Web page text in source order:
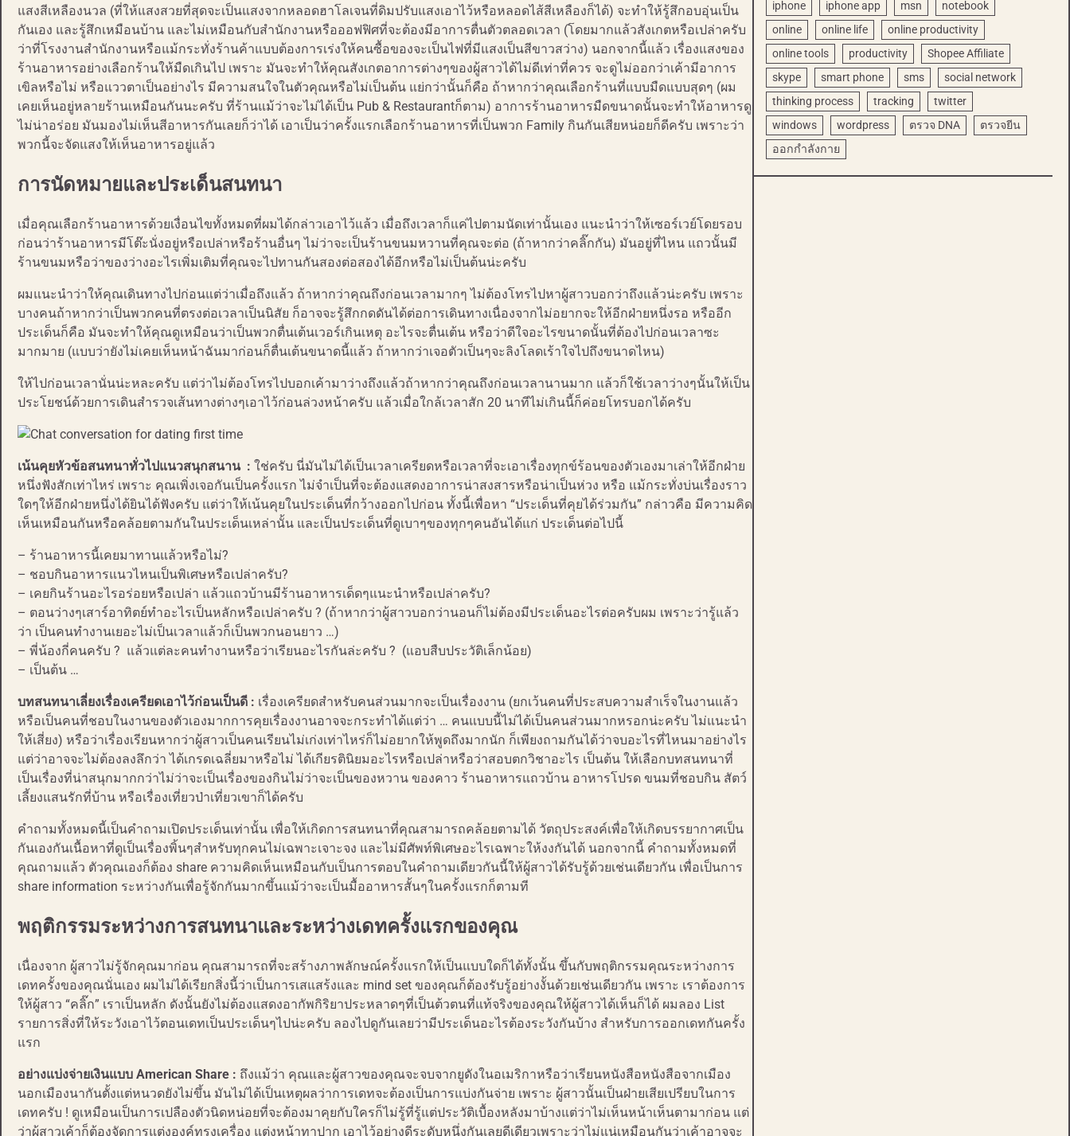
แสงสีเหลืองนวล (ที่ให้แสงสวยที่สุดจะเป็นแสงจากหลอดฮาโลเจนที่ดิมปรับแสงเอาไว้หรือหลอดไส้สีเหลืองก็ได้) จะทำให้รู้สึกอบอุ่นเป็น
กันเอง และรู้สึกเหมือนบ้าน และไม่เหมือนกับสำนักงานหรือออฟฟิศที่จะต้องมีอาการตื่นตัวตลอดเวลา (โดยมากแล้วสังเกตหรือเปล่าครับ
ว่าที่โรงงานสำนักงานหรือแม้กระทั่งร้านค้าแบบต้องการเร่งให้คนซื้อของจะเป็นไฟที่มีแสงเป็นสีขาวสว่าง) นอกจากนี้แล้ว เรื่องแสงของ
ร้านอาหารอย่างเลือกร้านให้มืดเกินไป เพราะ มันจะทำให้คุณสังเกตอาการต่างๆของผู้สาวได้ไม่ดีเท่าที่ควร จะดูไม่ออกว่าเค้ามีอาการ
เขิลหรือไม่ หรือแววตาเป็นอย่างไร มีความสนใจในตัวคุณหรือไม่เป็นต้น แย่กว่านั้นก็คือ ถ้าหากว่าคุณเลือกร้านที่แบบมืดแบบสุดๆ (ผม
เคยเห็นอยู่หลายร้านเหมือนกันนะครับ ที่ร้านแม้ว่าจะไม่ได้เป็น Pub & Restaurantก็ตาม) อาการร้านอาหารมืดขนาดนั้นจะทำให้อาหารดู
ไม่น่าอร่อย มันมองไม่เห็นสีอาหารกันเลยก็ว่าได้ เอาเป็นว่าครั้งแรกเลือกร้านอาหารที่เป็นพวก Family กินกันเสียหน่อยก็ดีครับ เพราะว่า
พวกนี้จะจัดแสงให้เห็นอาหารอยู่แล้ว
การนัดหมายและประเด็นสนทนา
เมื่อคุณเลือกร้านอาหารด้วยเงื่อนไขทั้งหมดที่ผมได้กล่าวเอาไว้แล้ว เมื่อถึงเวลาก็แค่ไปตามนัดเท่านั้นเอง แนะนำว่าให้เซอร์เวย์โดยรอบ
ก่อนว่าร้านอาหารมีโต๊ะนั่งอยู่หรือเปล่าหรือร้านอื่นๆ ไม่ว่าจะเป็นร้านขนมหวานที่คุณจะต่อ (ถ้าหากว่าคลิ๊กกัน) มันอยู่ที่ไหน แถวนั้นมี
ร้านขนมหรือว่าของว่างอะไรเพิ่มเติมที่คุณจะไปทานกันสองต่อสองได้อีกหรือไม่เป็นต้นน่ะครับ
ผมแนะนำว่าให้คุณเดินทางไปก่อนแต่ว่าเมื่อถึงแล้ว ถ้าหากว่าคุณถึงก่อนเวลามากๆ ไม่ต้องโทรไปหาผู้สาวบอกว่าถึงแล้วน่ะครับ เพราะ
บางคนถ้าหากว่าเป็นพวกคนที่ตรงต่อเวลาเป็นนิสัย ก็อาจจะรู้สึกกดดันได้ต่อการเดินทางเนื่องจากไม่อยากจะให้อีกฝ่ายหนึ่งรอ หรืออีก
ประเด็นก็คือ มันจะทำให้คุณดูเหมือนว่าเป็นพวกตื่นเต้นเวอร์เกินเหตุ อะไรจะตื่นเต้น หรือว่าดีใจอะไรขนาดนั้นที่ต้องไปก่อนเวลาซะ
มากมาย (แบบว่ายังไม่เคยเห็นหน้าฉันมาก่อนก็ตื่นเต้นขนาดนี้แล้ว ถ้าหากว่าเจอตัวเป็นๆจะลิงโลดเร้าใจไปถึงขนาดไหน)
ให้ไปก่อนเวลานั่นน่ะหละครับ แต่ว่าไม่ต้องโทรไปบอกเค้ามาว่างถึงแล้วถ้าหากว่าคุณถึงก่อนเวลานานมาก แล้วก็ใช้เวลาว่างๆนั้นให้เป็น
ประโยชน์ด้วยการเดินสำรวจเส้นทางต่างๆเอาไว้ก่อนล่วงหน้าครับ แล้วเมื่อใกล้เวลาสัก 20 นาทีไม่เกินนี้ก็ค่อยโทรบอกได้ครับ
เน้นคุยหัวข้อสนทนาทั่วไปแนวสนุกสนาน : ใช่ครับ นี่มันไม่ได้เป็นเวลาเครียดหรือเวลาที่จะเอาเรื่องทุกข์ร้อนของตัวเองมาเล่าให้อีกฝ่าย
หนึ่งฟังสักเท่าไหร่ เพราะ คุณเพิ่งเจอกันเป็นครั้งแรก ไม่จำเป็นที่จะต้องแสดงอาการน่าสงสารหรือน่าเป็นห่วง หรือ แม้กระทั่งบ่นเรื่องราว
ใดๆให้อีกฝ่ายหนึ่งได้ยินได้ฟังครับ แต่ว่าให้เน้นคุยในประเด็นที่กว้างออกไปก่อน ทั้งนี้เพื่อหา “ประเด็นที่คุยได้ร่วมกัน” กล่าวคือ มีความคิด
เห็นเหมือนกันหรือคล้อยตามกันในประเด็นเหล่านั้น และเป็นประเด็นที่ดูเบาๆของทุกๆคนอันได้แก่ ประเด็นต่อไปนี้
– ร้านอาหารนี้เคยมาทานแล้วหรือไม่?
– ชอบกินอาหารแนวไหนเป็นพิเศษหรือเปล่าครับ?
– เคยกินร้านอะไรอร่อยหรือเปล่า แล้วแถวบ้านมีร้านอาหารเด็ดๆแนะนำหรือเปล่าครับ?
– ตอนว่างๆเสาร์อาทิตย์ทำอะไรเป็นหลักหรือเปล่าครับ ? (ถ้าหากว่าผู้สาวบอกว่านอนก็ไม่ต้องมีประเด็นอะไรต่อครับผม เพราะว่ารู้แล้ว
ว่า เป็นคนทำงานเยอะไม่เป็นเวลาแล้วก็เป็นพวกนอนยาว …)
– พี่น้องกี่คนครับ ? แล้วแต่ละคนทำงานหรือว่าเรียนอะไรกันล่ะครับ ? (แอบสืบประวัติเล็กน้อย)
– เป็นต้น …
บทสนทนาเลี่ยงเรื่องเครียดเอาไว้ก่อนเป็นดี : เรื่องเครียดสำหรับคนส่วนมากจะเป็นเรื่องงาน (ยกเว้นคนที่ประสบความสำเร็จในงานแล้ว
หรือเป็นคนที่ชอบในงานของตัวเองมากการคุยเรื่องงานอาจจะกระทำได้แต่ว่า … คนแบบนี้ไม่ได้เป็นคนส่วนมากหรอกน่ะครับ ไม่แนะนำ
ให้เสี่ยง) หรือว่าเรื่องเรียนหากว่าผู้สาวเป็นคนเรียนไม่เก่งเท่าไหร่ก็ไม่อยากให้พูดถึงมากนัก ก็เพียงถามกันได้ว่าจบอะไรที่ไหนมาอย่างไร
แต่ว่าอาจจะไม่ต้องลงลึกว่า ได้เกรดเฉลี่ยมาหรือไม่ ได้เกียรตินิยมอะไรหรือเปล่าหรือว่าสอบตกวิชาอะไร เป็นต้น ให้เลือกบทสนทนาที่
เป็นเรื่องที่น่าสนุกมากกว่าไม่ว่าจะเป็นเรื่องของกินไม่ว่าจะเป็นของหวาน ของคาว ร้านอาหารแถวบ้าน อาหารโปรด ขนมที่ชอบกิน สัตว์
เลี้ยงแสนรักที่บ้าน หรือเรื่องเที่ยวป่าเที่ยวเขาก็ได้ครับ
คำถามทั้งหมดนี้เป็นคำถามเปิดประเด็นเท่านั้น เพื่อให้เกิดการสนทนาที่คุณสามารถคล้อยตามได้ วัตถุประสงค์เพื่อให้เกิดบรรยากาศเป็น
กันเองกันเนื้อหาที่ดูเป็นเรื่องพิ้นๆสำหรับทุกคนไม่เฉพาะเจาะจง และไม่มีศัพท์พิเศษอะไรเฉพาะให้งงกันได้ นอกจากนี้ คำถามทั้งหมดที่
คุณถามแล้ว ตัวคุณเองก็ต้อง share ความคิดเห็นเหมือนกับเป็นการตอบในคำถามเดียวกันนี้ให้ผู้สาวได้รับรู้ด้วยเช่นเดียวกัน เพื่อเป็นการ
share information ระหว่างกันเพื่อรู้จักกันมากขึ้นแม้ว่าจะเป็นมื้ออาหารสั้นๆในครั้งแรกก็ตามที
พฤติกรรมระหว่างการสนทนาและระหว่างเดทครั้งแรกของคุณ
เนื่องจาก ผู้สาวไม่รู้จักคุณมาก่อน คุณสามารถที่จะสร้างภาพลักษณ์ครั้งแรกให้เป็นแบบใดก็ได้ทั้งนั้น ขึ้นกับพฤติกรรมคุณระหว่างการ
เดทครั้งของคุณนั่นเอง ผมไม่ได้เรียกสิ่งนี้ว่าเป็นการเสแสร้งและ mind set ของคุณก็ต้องรับรู้อย่างงั้นด้วยเช่นเดียวกัน เพราะ เราต้องการ
ให้ผู้สาว “คลิ๊ก” เราเป็นหลัก ดังนั้นยังไม่ต้องแสดงอากัพกิริยาประหลาดๆที่เป็นต้วตนที่แท้จริงของคุณให้ผู้สาวได้เห็นก็ได้ ผมลอง List
รายการสิ่งที่ให้ระวังเอาไว้ตอนเดทเป็นประเด็นๆไปน่ะครับ ลองไปดูกันเลยว่ามีประเด็นอะไรต้องระวังกันบ้าง สำหรับการออกเดทกันครั้ง
แรก
อย่างแบ่งจ่ายเงินแบบ American Share : ถึงแม้ว่า คุณและผู้สาวของคุณจะจบจากยูดังในอเมริกาหรือว่าเรียนหนังสือหนังสือจากเมือง
นอกเมืองนากันตั้งแต่หนวดยังไม่ขึ้น มันไม่ได้เป็นเหตุผลว่าการเดทจะต้องเป็นการแบ่งกันจ่าย เพราะ ผู้สาวนั้นเป็นฝ่ายเสียเปรียบในการ
เดทครับ ! ดูเหมือนเป็นการเปลืองตัวนิดหน่อยที่จะต้องมาคุยกับใครก็ไม่รู้ที่รู้แต่ประวัติเบื้องหลังมาบ้างแต่ว่าไม่เห็นหน้าเห็นตามาก่อน แต่
ว่าผู้สาวเค้าก็ต้องจัดการแต่งองค์ทรงเครื่อง แต่งหน้าทาปาก เอาไว้อย่างดีระดับหนึ่งกันเลยดีเดียวเพราะว่าไม่แน่เหมือนกันว่าเค้าอาจจะ
iphone
iphone app msn
notebook
online
online life
online productivity
online tools
productivity
Shopee Affiliate
skype
smart phone sms
social network
thinking process
tracking
twitter
windows
wordpress ตรวจ DNA
ตรวจยีน
ออกกำลังกาย